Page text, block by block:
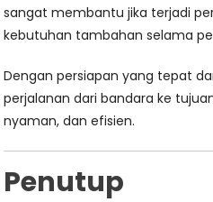
sangat membantu jika terjadi
kebutuhan tambahan selama
Dengan persiapan yang tepat
perjalanan dari bandara ke
nyaman, dan efisien.
Penutup